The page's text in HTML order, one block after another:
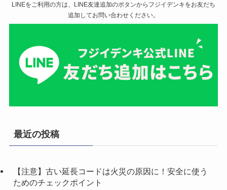
LINEをご利用の方は、LINE友達追加のボタンからフジイデンキをお友だち
追加してお問い合わせください。
最近の投稿
【注意】古い延長コードは火災の原因に！安全に使う
ためのチェックポイント